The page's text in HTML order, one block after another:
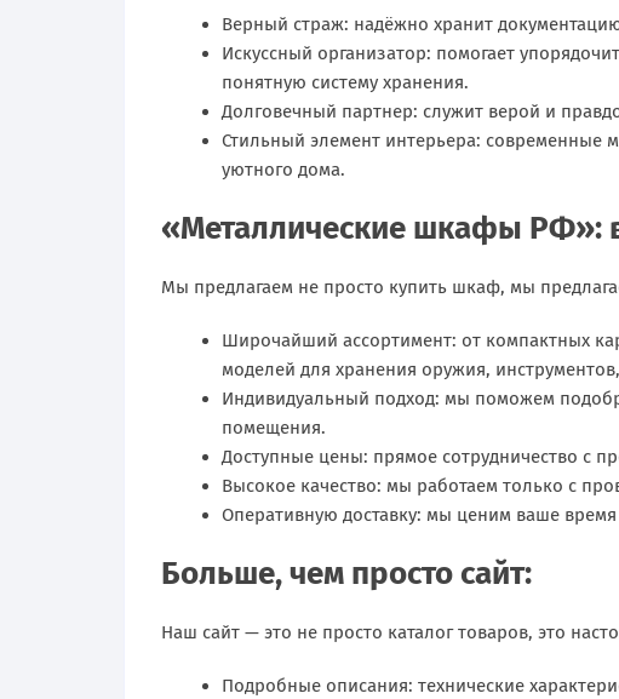
Верный страж: надёжно хранит
Искусcный организатор: помогает
понятную систему хранения.
Долговечный партнер: служит верой и
Стильный элемент интерьера: современные
уютного дома.
«Металлические шкафы РФ»:
Мы предлагаем не просто купить шкаф, мы
Широчайший ассортимент: от компактных
моделей для хранения оружия,
Индивидуальный подход: мы поможем
помещения.
Доступные цены: прямое сотрудничество с
Высокое качество: мы работаем только с
Оперативную доставку: мы ценим ваше
Больше, чем просто сайт:
Наш сайт — это не просто каталог товаров, это
Подробные описания: технические